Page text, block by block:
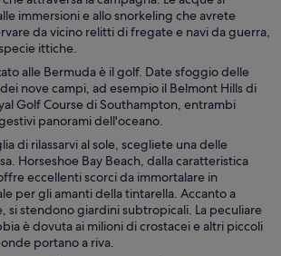
immersioni e allo snorkeling che avrete
da vicino relitti di fregate e navi da guerra,
ittiche.
alle Bermuda è il golf. Date sfoggio delle
nove campi, ad esempio il Belmont Hills di
Golf Course di Southampton, entrambi
panorami dell'oceano.
di rilassarvi al sole, scegliete una delle
Horseshoe Bay Beach, dalla caratteristica
eccellenti scorci da immortalare in
per gli amanti della tintarella. Accanto a
si stendono giardini subtropicali. La peculiare
è dovuta ai milioni di crostacei e altri piccoli
portano a riva.